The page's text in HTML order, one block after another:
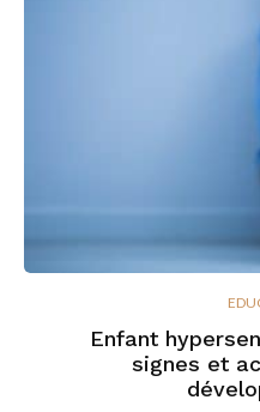
Enfant
signes et